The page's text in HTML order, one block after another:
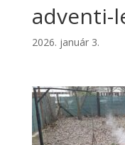
adventi-
2026. január 3.